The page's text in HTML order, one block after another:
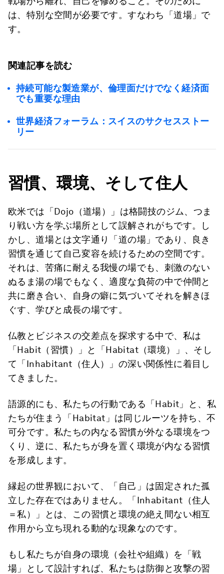
は、特別な空間が必要です。すなわち「道場」で
す。
関連記事を読む
持続可能な製造業が、倫理面だけでなく経済面
でも重要な理由
世界経済フォーラム：スイスのサクセスストー
リー
習慣、環境、そして住人
欧米では「Dojo（道場）」は格闘技のジム、つま
り戦い方を学ぶ場所として誤解されがちです。し
かし、道場とは文字通り「道の場」であり、良き
習慣を通じて自己変容を続けるための空間です。
それは、苦痛に耐える我慢の場でも、刺激のない
ぬるま湯の場でもなく、適度な負荷の中で仲間と
共に磨き合い、自身の癖に気づいてそれを解きほ
ぐす、学びと成長の場です。
仏教とビジネスの交差点を探求する中で、私は
「Habit（習慣）」と「Habitat（環境）」、そし
て「Inhabitant（住人）」の深い関係性に着目し
てきました。
語源的にも、私たちの行動である「Habit」と、私
たちが住まう「Habitat」は同じルーツを持ち、不
可分です。私たちの内なる習慣が外なる環境をつ
くり、逆に、私たちが身を置く環境が内なる習慣
を形成します。
縁起の世界観において、「自己」は固定された孤
立した存在ではありません。「Inhabitant（住人
＝私）」とは、この習慣と環境の絶え間ない相互
作用から立ち現れる動的な現象なのです。
もし私たちが自身の環境（会社や組織）を「戦
場」として設計すれば、私たちは防御と攻撃の習